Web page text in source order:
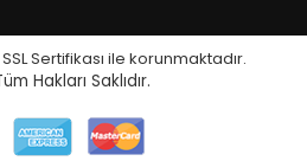
Sertifikası ile korunmaktadır.
Hakları Saklıdır.